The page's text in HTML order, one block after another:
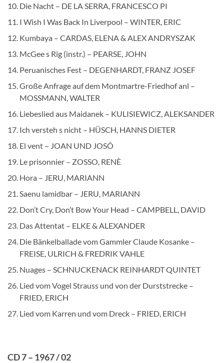
Die Nacht – DE LA SERRA, FRANCESCO PI
I Wish I Was Back In Liverpool – WINTER, ERIC
Kumbaya – CARDAS, ELENA & ALEX ANDRYSZAK
McGee s Rig (instr.) – PEARSE, JOHN
Peruanisches Fest – DEGENHARDT, FRANZ JOSEF
Große Anfrage auf dem Montmartre-Friedhof anl –
MOSSMANN, WALTER
Liebeslied aus Maidanek – KULISIEWICZ, ALEKSANDER
Ich versteh s nicht – HÜSCH, HANNS DIETER
El vent – JOAN UND JOSÔ
Le prisonnier – ZOSSO, RENÈ
Hora – JERU, MARIANN
Saenu lamidbar – JERU, MARIANN
Don’t Cry, Don’t Bow Your Head – CAMPBELL, DAVID
Das Attentat – ELKE & ALEXANDER
Die Bänkelballade vom Gammler Claude Kosanke –
FREISE, ULRICH & FREDRIK VAHLE
Nuages – SCHNUCKENACK REINHARDT QUINTET
Lied vom Vogel Strauss und von der Durststrecke –
FRIED, ERICH
Lied vom Karren und vom Dreck – FRIED, ERICH
CD 7 – 1967 / 02